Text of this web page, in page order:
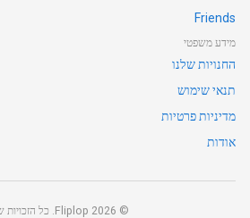
Friends
מידע משפטי
החנויות שלנו
תנאי שימוש
מדיניות פרטיות
אודות
©
2026